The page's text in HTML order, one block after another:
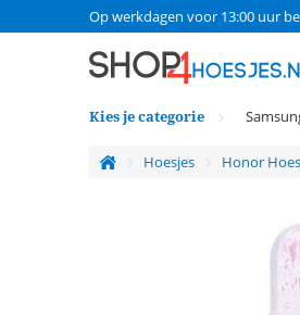
Op werkdagen voor 13:00 uur
Kies je categorie
Hoesjes Honor